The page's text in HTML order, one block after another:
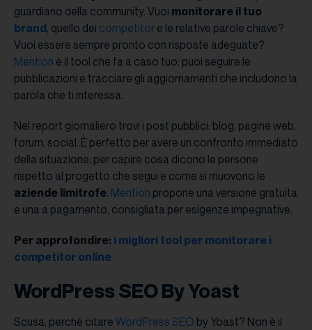
guardiano della community. Vuoi monitorare il tuo
brand, quello dei competitor e le relative parole chiave?
Vuoi essere sempre pronto con risposte adeguate?
Mention è il tool che fa a caso tuo: puoi seguire le
pubblicazioni e tracciare gli aggiornamenti che includono la
parola che ti interessa.
Nel report giornaliero trovi i post pubblici: blog, pagine web,
forum, social. È perfetto per avere un confronto immediato
della situazione, per capire cosa dicono le persone
rispetto al progetto che segui e come si muovono le
aziende limitrofe. Mention propone una versione gratuita
e una a pagamento, consigliata per esigenze impegnative.
Per approfondire: i migliori tool per monitorare i
competitor online
WordPress SEO By Yoast
Scusa, perché citare WordPress SEO by Yoast? Non è il